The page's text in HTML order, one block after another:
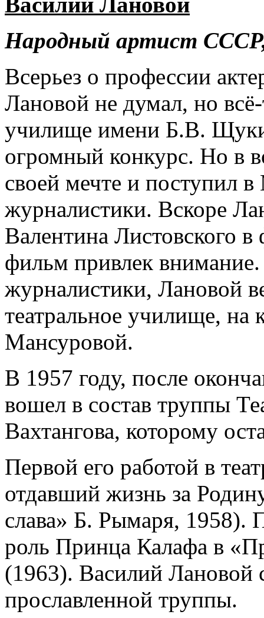
Народный артист
Всерьез о профессии
Лановой не думал, но
училище имени Б.В.
огромный конкурс. Но в
своей мечте и поступил
журналистики. Вскоре
Валентина Листовского в
фильм привлек внимание.
журналистики, Лановой
театральное училище,
Мансуровой.
В 1957 году, после
вошел в состав труппы
Вахтангова, которому
Первой его работой в
отдавший жизнь за
слава» Б. Рымаря, 1958).
роль Принца Калафа в
(1963). Василий Лановой
прославленной труппы.